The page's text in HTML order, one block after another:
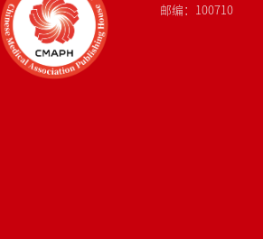
邮编：100710